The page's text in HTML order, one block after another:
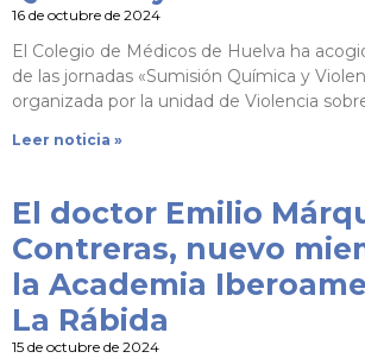
16 de octubre de 2024
El Colegio de Médicos de Huelva ha
de las jornadas «Sumisión Química y
organizada por la unidad de Violencia
Leer noticia »
El doctor Emilio
Contreras, nuevo
la Academia
La Rábida
15 de octubre de 2024